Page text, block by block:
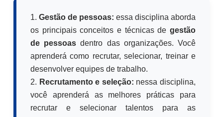
1. Gestão de pessoas: essa disciplina aborda
os principais conceitos e técnicas de gestão
de pessoas dentro das organizações. Você
aprenderá como recrutar, selecionar, treinar e
desenvolver equipes de trabalho.
2. Recrutamento e seleção: nessa disciplina,
você aprenderá as melhores práticas para
recrutar e selecionar talentos para as